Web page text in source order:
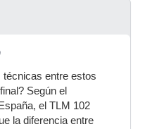
técnicas entre estos
Según el
el TLM 102
la diferencia entre